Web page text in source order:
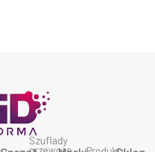
Szuflady